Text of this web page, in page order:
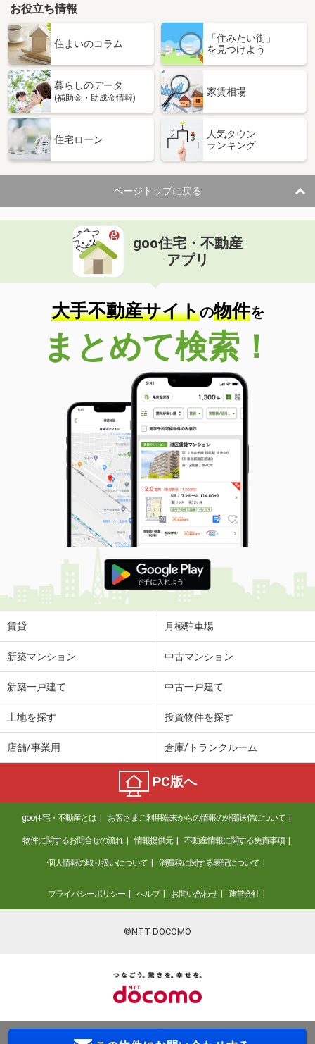
お役立ち情報
住まいのコラム
「住みたい街」
を見つけよう
暮らしのデータ
(補助金・助成金情報)
家賃相場
住宅ローン
人気タウン
ランキング
ページトップに戻る
goo住宅・不動産
アプリ
大手不動産サイトの物件を
まとめて検索！
賃貸 月極駐車場
新築マンション 中古マンション
新築一戸建て 中古一戸建て
土地を探す 投資物件を探す
店舗/事業用 倉庫/トランクルーム
PC版へ
goo住宅・不動産とは お客さまご利用端末からの情報の外部送信について
物件に関するお問合せの流れ 情報提供元 不動産情報に関する免責事項
個人情報の取り扱いについて 消費税に関する表記について
プライバシーポリシー ヘルプ お問い合わせ 運営会社
©NTT DOCOMO